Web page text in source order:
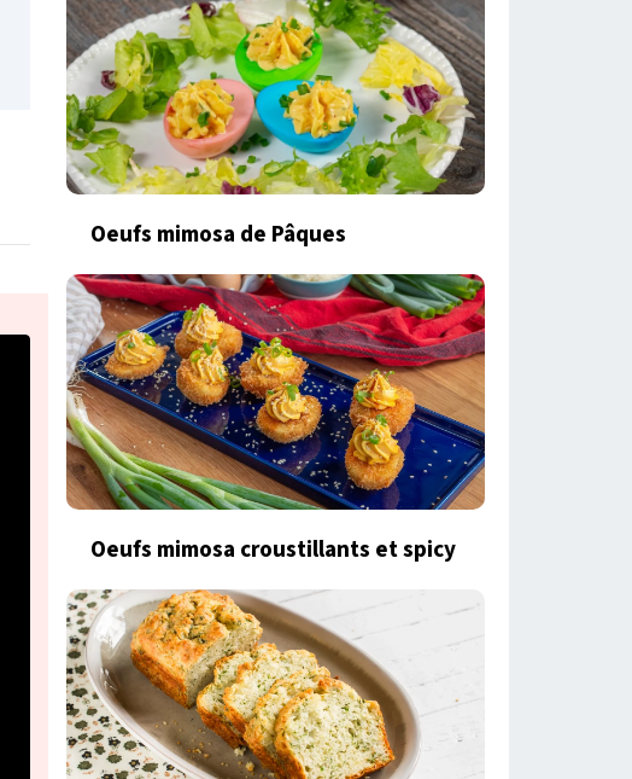
Oeufs mimosa de Pâques
Oeufs mimosa croustillants et spicy